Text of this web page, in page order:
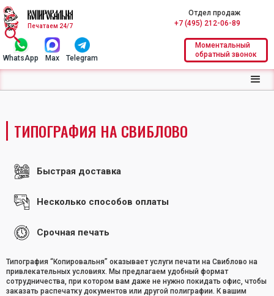
Печатаем 24/7
Отдел продаж
+7 (495) 212-06-89
WhatsApp Max Telegram
Моментальный
обратный звонок
ТИПОГРАФИЯ НА СВИБЛОВО
Быстрая доставка
Несколько способов оплаты
Срочная печать
Типография “Копировальня” оказывает услуги печати на Свиблово на
привлекательных условиях. Мы предлагаем удобный формат
сотрудничества, при котором вам даже не нужно покидать офис, чтобы
заказать распечатку документов или другой полиграфии. К вашим